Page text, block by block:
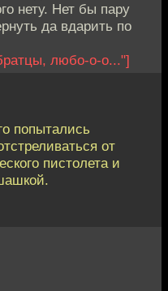
нету. Нет бы пару
да вдарить по
любо-о-о..."]
попытались
от
пистолета и